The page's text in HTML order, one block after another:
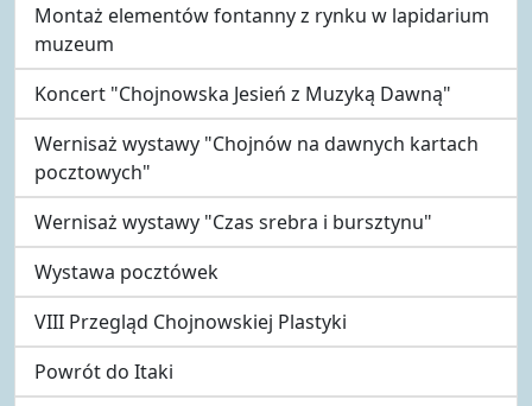
Montaż elementów fontanny z rynku w lapidarium
muzeum
Koncert "Chojnowska Jesień z Muzyką Dawną"
Wernisaż wystawy "Chojnów na dawnych kartach
pocztowych"
Wernisaż wystawy "Czas srebra i bursztynu"
Wystawa pocztówek
VIII Przegląd Chojnowskiej Plastyki
Powrót do Itaki